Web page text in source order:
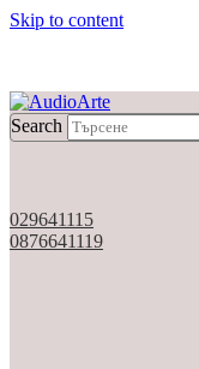
Skip to content
Search
029641115
0876641119